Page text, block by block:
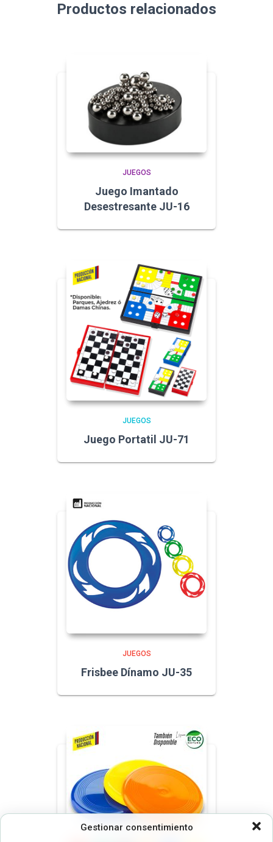
Gestionar consentimiento
Productos relacionados
JUEGOS
Juego Imantado
Desestresante JU-16
JUEGOS
Juego Portatil JU-71
JUEGOS
Frisbee Dínamo JU-35